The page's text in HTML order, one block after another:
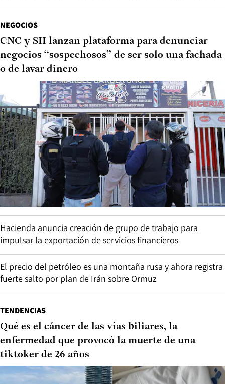
NEGOCIOS
CNC y SII lanzan plataforma para denunciar
negocios “sospechosos” de ser solo una fachada
o de lavar dinero
Hacienda anuncia creación de grupo de trabajo para
impulsar la exportación de servicios financieros
El precio del petróleo es una montaña rusa y ahora registra
fuerte salto por plan de Irán sobre Ormuz
TENDENCIAS
Qué es el cáncer de las vías biliares, la
enfermedad que provocó la muerte de una
tiktoker de 26 años